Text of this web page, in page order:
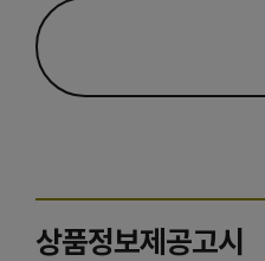
상품정보제공고시